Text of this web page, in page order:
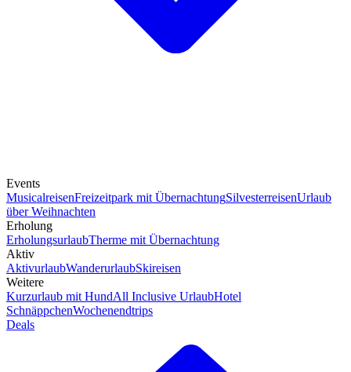
Events
MusicalreisenFreizeitpark mit ÜbernachtungSilvesterreisenUrlaub
über Weihnachten
Erholung
ErholungsurlaubTherme mit Übernachtung
Aktiv
AktivurlaubWanderurlaubSkireisen
Weitere
Kurzurlaub mit HundAll Inclusive UrlaubHotel
SchnäppchenWochenendtrips
Deals